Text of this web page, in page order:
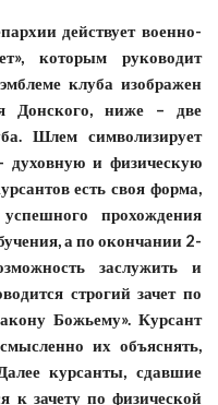
действует военно-
которым руководит
клуба изображен
Донского, ниже – две
Шлем символизирует
духовную и физическую
есть своя форма,
прохождения
а по окончании 2-
заслужить и
строгий зачет по
Божьему». Курсант
их объяснять,
курсанты, сдавшие
к зачету по физической